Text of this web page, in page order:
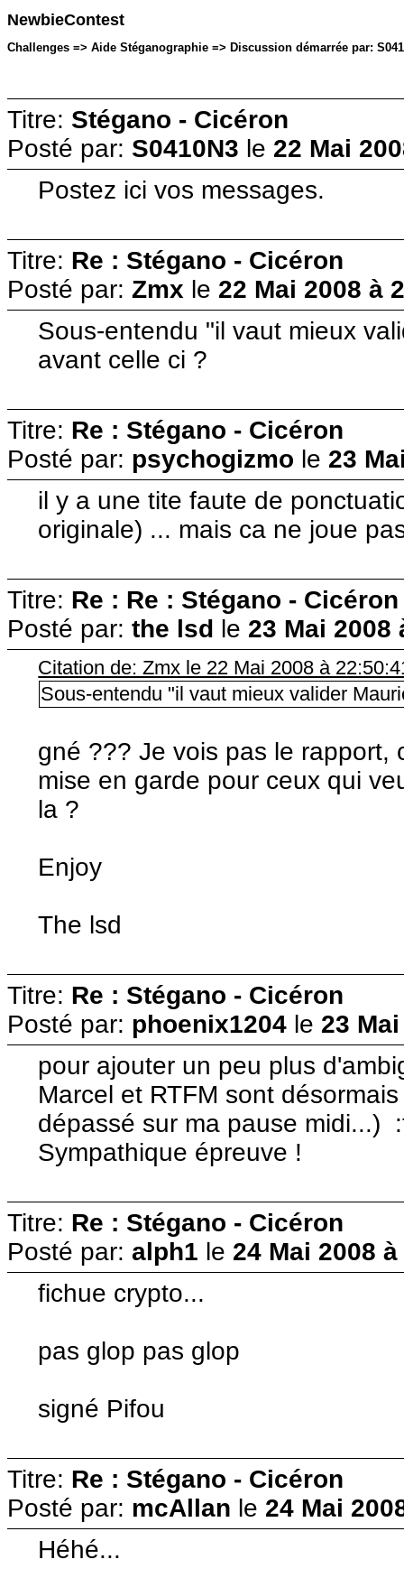
NewbieContest
Challenges => Aide Stéganographie => Discussion démarrée par:
Titre: Stégano - Cicéron
Posté par: S0410N3 le 22 Mai
Postez ici vos messages.
Titre: Re : Stégano - Cicéron
Posté par: Zmx le 22 Mai 2008 à
Sous-entendu "il vaut mieux
avant celle ci ?
Titre: Re : Stégano - Cicéron
Posté par: psychogizmo le 23
il y a une tite faute de
originale) ... mais ca ne joue
Titre: Re : Re : Stégano - Cicéron
Posté par: the lsd le 23 Mai 2008
Citation de: Zmx le 22 Mai 2008 à
Sous-entendu "il vaut mieux valider
gné ??? Je vois pas le rapport,
mise en garde pour ceux qui
la ?
Enjoy
The lsd
Titre: Re : Stégano - Cicéron
Posté par: phoenix1204 le 23
pour ajouter un peu plus
Marcel et RTFM sont
dépassé sur ma pause midi...)
Sympathique épreuve !
Titre: Re : Stégano - Cicéron
Posté par: alph1 le 24 Mai 2008
fichue crypto...
pas glop pas glop
signé Pifou
Titre: Re : Stégano - Cicéron
Posté par: mcAllan le 24 Mai
Héhé...